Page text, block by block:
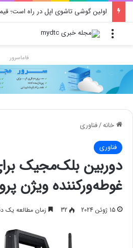
منو
فاماسرور
خانه/فناوری
فناوری
دوربین بلک‌مجیک
غوطه‌ورکننده ویژن
15 ژوئن 2024 32 زمان مطالعه یک